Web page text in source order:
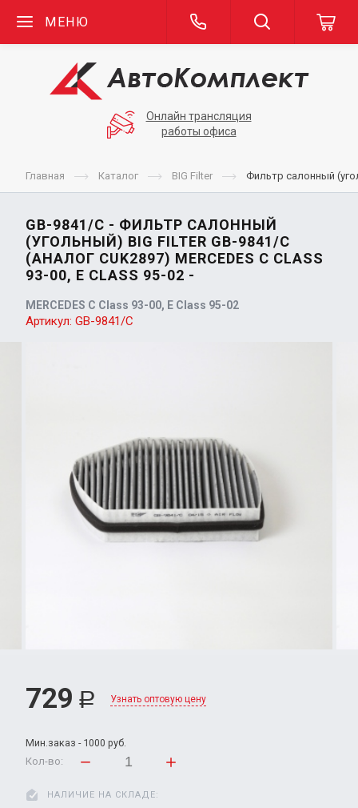
МЕНЮ
Онлайн трансляция
работы офиса
Главная Каталог BIG Filter Фильтр салонный
GB-9841/C - ФИЛЬТР САЛОННЫЙ
(УГОЛЬНЫЙ) BIG FILTER GB-9841/C
(АНАЛОГ CUK2897) MERCEDES C CLASS
93-00, E CLASS 95-02 -
MERCEDES C Class 93-00, E Class 95-02
Артикул: GB-9841/C
729 Р Узнать оптовую цену
Мин.заказ - 1000 руб.
Кол-во:
НАЛИЧИЕ НА СКЛАДЕ: